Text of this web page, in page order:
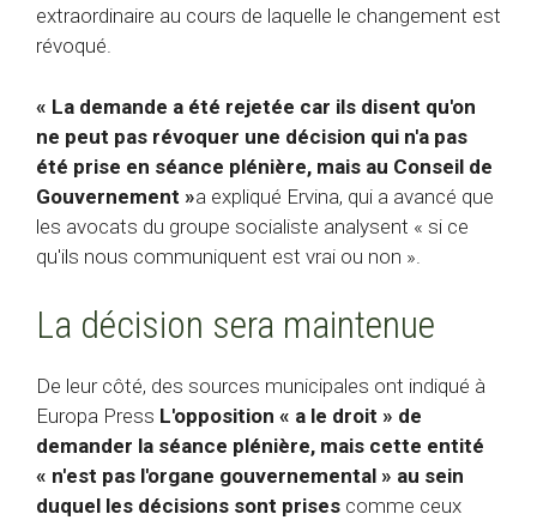
extraordinaire au cours de laquelle le changement est
révoqué.
« La demande a été rejetée car ils disent qu'on
ne peut pas révoquer une décision qui n'a pas
été prise en séance plénière, mais au Conseil de
Gouvernement »a expliqué Ervina, qui a avancé que
les avocats du groupe socialiste analysent « si ce
qu'ils nous communiquent est vrai ou non ».
La décision sera maintenue
De leur côté, des sources municipales ont indiqué à
Europa Press L'opposition « a le droit » de
demander la séance plénière, mais cette entité
« n'est pas l'organe gouvernemental » au sein
duquel les décisions sont prises comme ceux